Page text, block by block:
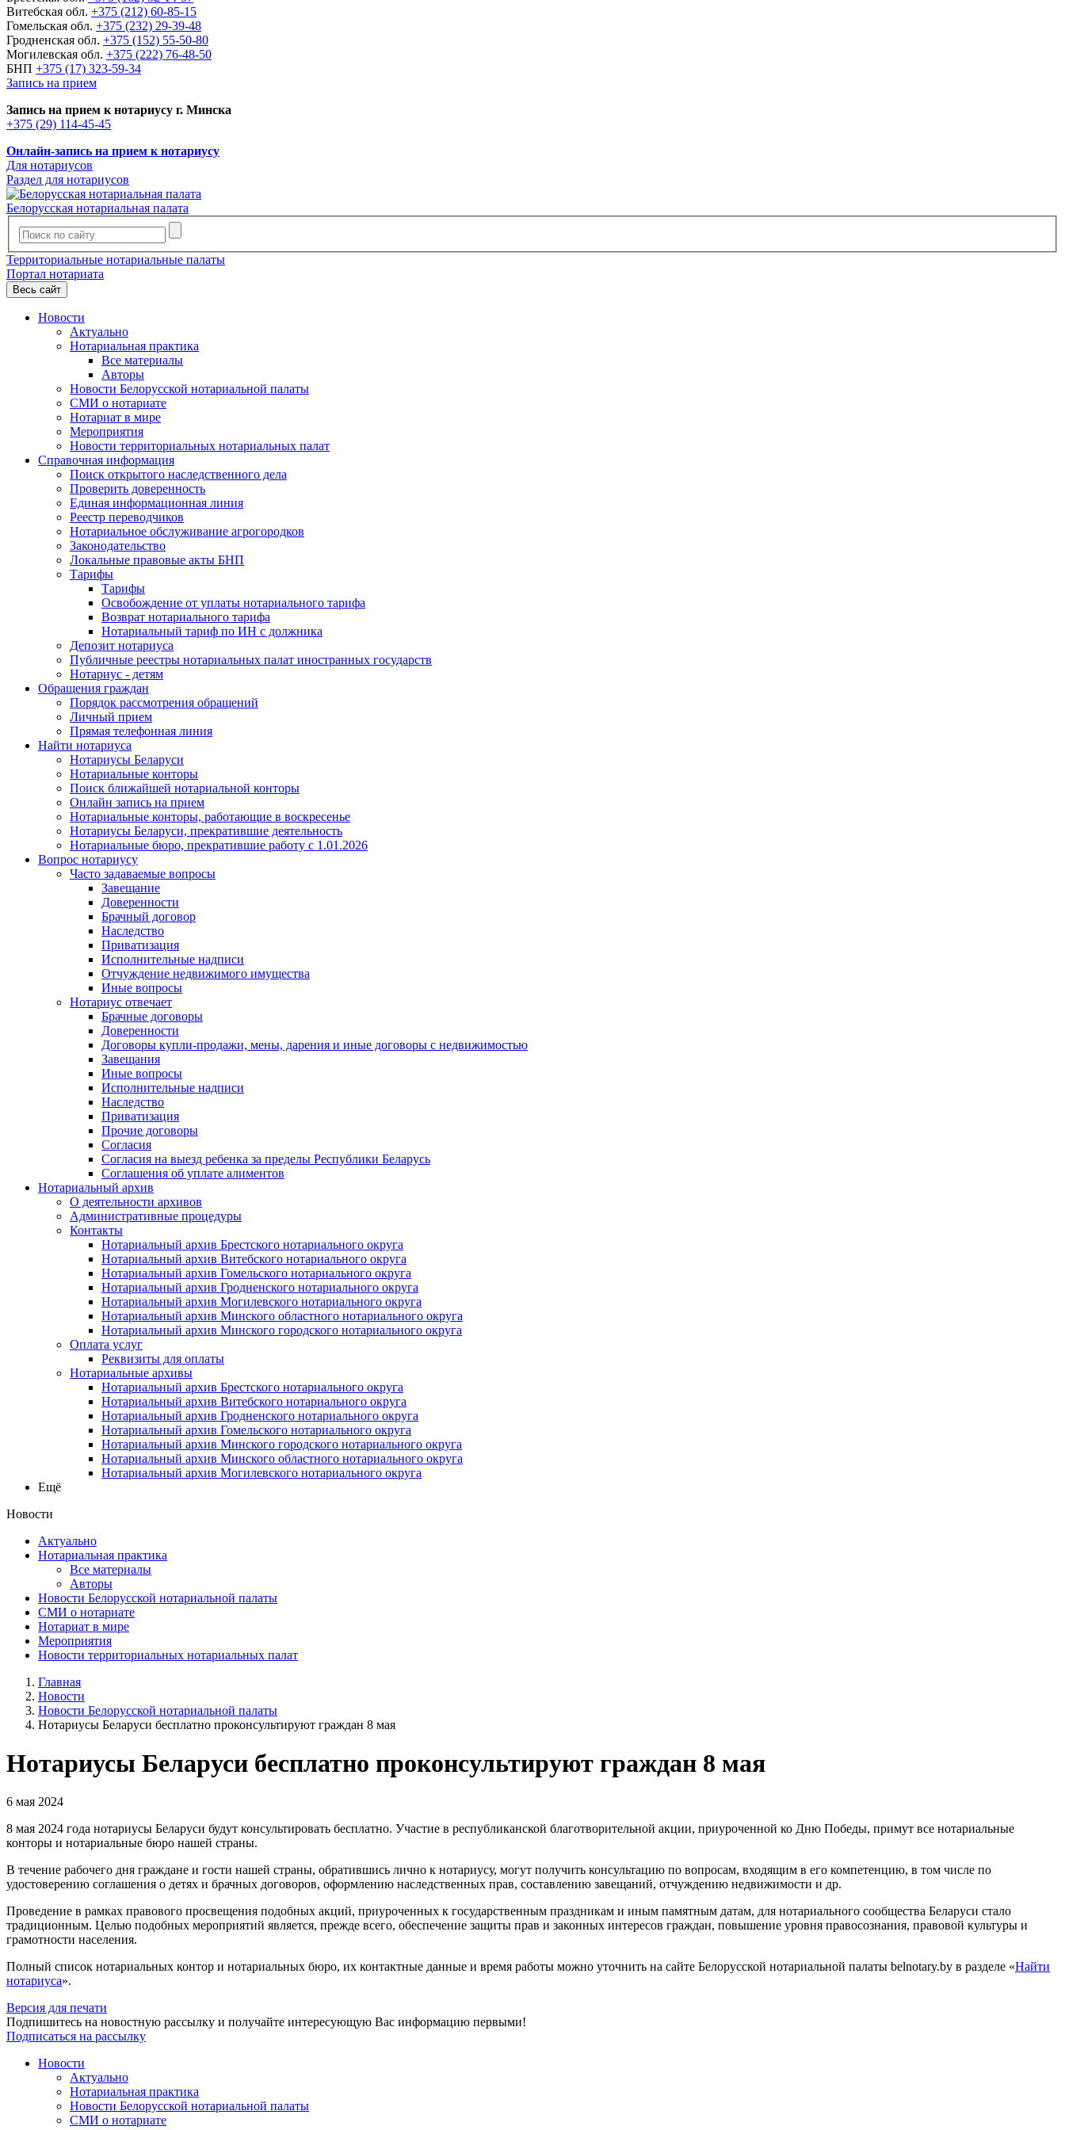
Витебская обл. +375 (212) 60-85-15
Гомельская обл. +375 (232) 29-39-48
Гродненская обл. +375 (152) 55-50-80
Могилевская обл. +375 (222) 76-48-50
БНП +375 (17) 323-59-34
Запись на прием
Запись на прием к нотариусу г. Минска
+375 (29) 114-45-45
Онлайн-запись на прием к нотариусу
Для нотариусов
Раздел для нотариусов
Белорусская нотариальная палата
Территориальные нотариальные палаты
Портал нотариата
Весь сайт
Новости
Актуально
Нотариальная практика
Все материалы
Авторы
Новости Белорусской нотариальной палаты
СМИ о нотариате
Нотариат в мире
Мероприятия
Новости территориальных нотариальных палат
Справочная информация
Поиск открытого наследственного дела
Проверить доверенность
Единая информационная линия
Реестр переводчиков
Нотариальное обслуживание агрогородков
Законодательство
Локальные правовые акты БНП
Тарифы
Тарифы
Освобождение от уплаты нотариального тарифа
Возврат нотариального тарифа
Нотариальный тариф по ИН с должника
Депозит нотариуса
Публичные реестры нотариальных палат иностранных государств
Нотариус - детям
Обращения граждан
Порядок рассмотрения обращений
Личный прием
Прямая телефонная линия
Найти нотариуса
Нотариусы Беларуси
Нотариальные конторы
Поиск ближайшей нотариальной конторы
Онлайн запись на прием
Нотариальные конторы, работающие в воскресенье
Нотариусы Беларуси, прекратившие деятельность
Нотариальные бюро, прекратившие работу с 1.01.2026
Вопрос нотариусу
Часто задаваемые вопросы
Завещание
Доверенности
Брачный договор
Наследство
Приватизация
Исполнительные надписи
Отчуждение недвижимого имущества
Иные вопросы
Нотариус отвечает
Брачные договоры
Доверенности
Договоры купли-продажи, мены, дарения и иные договоры с недвижимостью
Завещания
Иные вопросы
Исполнительные надписи
Наследство
Приватизация
Прочие договоры
Согласия
Согласия на выезд ребенка за пределы Республики Беларусь
Соглашения об уплате алиментов
Нотариальный архив
О деятельности архивов
Административные процедуры
Контакты
Нотариальный архив Брестского нотариального округа
Нотариальный архив Витебского нотариального округа
Нотариальный архив Гомельского нотариального округа
Нотариальный архив Гродненского нотариального округа
Нотариальный архив Могилевского нотариального округа
Нотариальный архив Минского областного нотариального округа
Нотариальный архив Минского городского нотариального округа
Оплата услуг
Реквизиты для оплаты
Нотариальные архивы
Нотариальный архив Брестского нотариального округа
Нотариальный архив Витебского нотариального округа
Нотариальный архив Гродненского нотариального округа
Нотариальный архив Гомельского нотариального округа
Нотариальный архив Минского городского нотариального округа
Нотариальный архив Минского областного нотариального округа
Нотариальный архив Могилевского нотариального округа
Ещё
Новости
Актуально
Нотариальная практика
Все материалы
Авторы
Новости Белорусской нотариальной палаты
СМИ о нотариате
Нотариат в мире
Мероприятия
Новости территориальных нотариальных палат
Главная
Новости
Новости Белорусской нотариальной палаты
Нотариусы Беларуси бесплатно проконсультируют граждан 8 мая
Нотариусы Беларуси бесплатно проконсультируют граждан 8 мая
6 мая 2024
8 мая 2024 года нотариусы Беларуси будут консультировать бесплатно. Участие в республиканской благотворительной акции, приуроченной ко Дню Победы, примут все нотариальные
конторы и нотариальные бюро нашей страны.
В течение рабочего дня граждане и гости нашей страны, обратившись лично к нотариусу, могут получить консультацию по вопросам, входящим в его компетенцию, в том числе по
удостоверению соглашения о детях и брачных договоров, оформлению наследственных прав, составлению завещаний, отчуждению недвижимости и др.
Проведение в рамках правового просвещения подобных акций, приуроченных к государственным праздникам и иным памятным датам, для нотариального сообщества Беларуси стало
традиционным. Целью подобных мероприятий является, прежде всего, обеспечение защиты прав и законных интересов граждан, повышение уровня правосознания, правовой культуры и
грамотности населения.
Полный список нотариальных контор и нотариальных бюро, их контактные данные и время работы можно уточнить на сайте Белорусской нотариальной палаты belnotary.by в разделе «Найти
нотариуса».
Версия для печати
Подпишитесь на новостную рассылку и получайте интересующую Вас информацию первыми!
Подписаться на рассылку
Новости
Актуально
Нотариальная практика
Новости Белорусской нотариальной палаты
СМИ о нотариате